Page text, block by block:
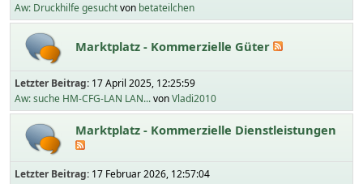
Aw: Druckhilfe gesuchtvon betateilchen
Marktplatz - Kommerzielle Güter
Letzter Beitrag: 17 April 2025, 12:25:59
Aw: suche HM-CFG-LAN LAN...vonVladi2010
Marktplatz - Kommerzielle Dienstleistungen
Letzter Beitrag: 17 Februar 2026, 12:57:04